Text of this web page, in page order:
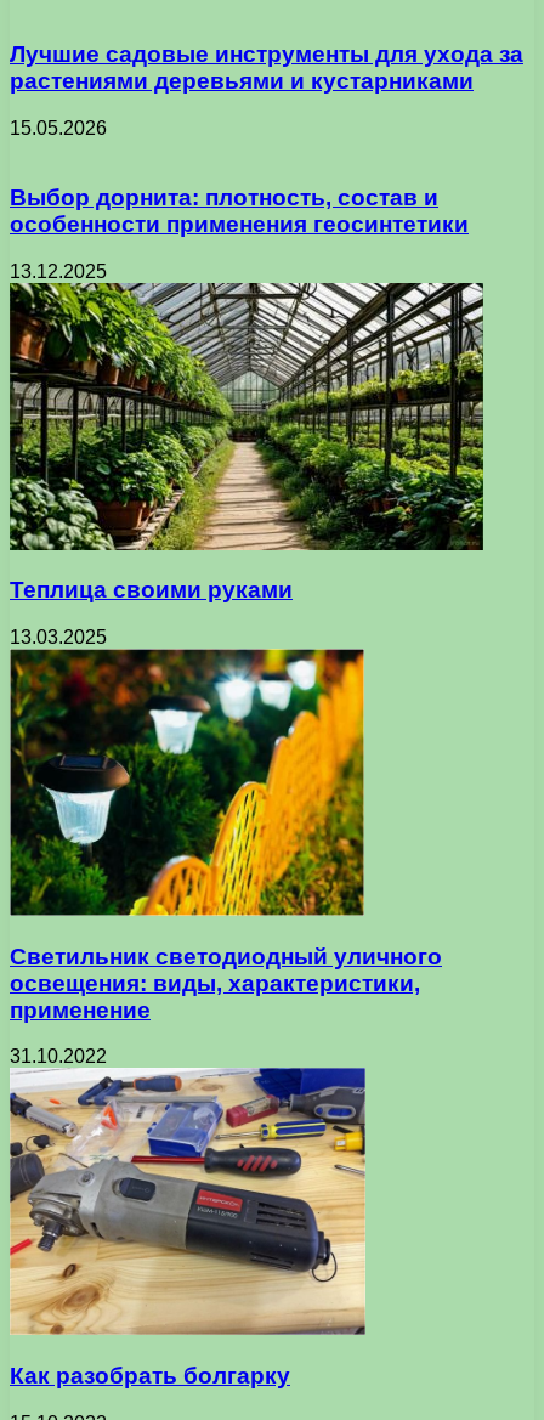
Лучшие садовые инструменты для ухода за
растениями деревьями и кустарниками
15.05.2026
Выбор дорнита: плотность, состав и
особенности применения геосинтетики
13.12.2025
Теплица своими руками
13.03.2025
Светильник светодиодный уличного
освещения: виды, характеристики,
применение
31.10.2022
Как разобрать болгарку